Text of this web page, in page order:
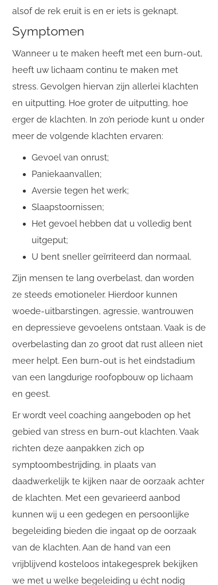
alsof de rek eruit is en er iets is geknapt.
Symptomen
Wanneer u te maken heeft met een burn-out,
heeft uw lichaam continu te maken met
stress. Gevolgen hiervan zijn allerlei klachten
en uitputting. Hoe groter de uitputting, hoe
erger de klachten. In zo’n periode kunt u onder
meer de volgende klachten ervaren:
Gevoel van onrust;
Paniekaanvallen;
Aversie tegen het werk;
Slaapstoornissen;
Het gevoel hebben dat u volledig bent
uitgeput;
U bent sneller geïrriteerd dan normaal.
Zijn mensen te lang overbelast, dan worden
ze steeds emotioneler. Hierdoor kunnen
woede-uitbarstingen, agressie, wantrouwen
en depressieve gevoelens ontstaan. Vaak is de
overbelasting dan zo groot dat rust alleen niet
meer helpt. Een burn-out is het eindstadium
van een langdurige roofopbouw op lichaam
en geest.
Er wordt veel coaching aangeboden op het
gebied van stress en burn-out klachten. Vaak
richten deze aanpakken zich op
symptoombestrijding, in plaats van
daadwerkelijk te kijken naar de oorzaak achter
de klachten. Met een gevarieerd aanbod
kunnen wij u een gedegen en persoonlijke
begeleiding bieden die ingaat op de oorzaak
van de klachten. Aan de hand van een
vrijblijvend kosteloos intakegesprek bekijken
we met u welke begeleiding u écht nodig
Username